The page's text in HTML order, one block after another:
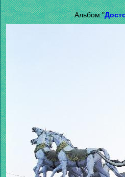
Альбом:"